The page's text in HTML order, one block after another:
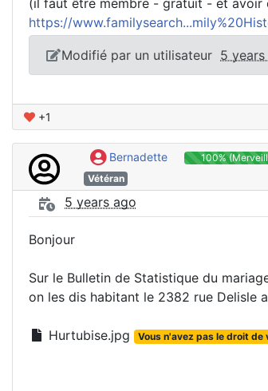
(il faut être membre - gratuit - et avoir
https://
Modifié par un utilisateur 5
+1
Bernadette
100%
Vétéran
5 years ago
Bonjour
Sur le Bulletin de Statistique du
on les dis habitant le 2382 rue Delisle
Hurtubise.jpg Vous n'avez pas le droit de